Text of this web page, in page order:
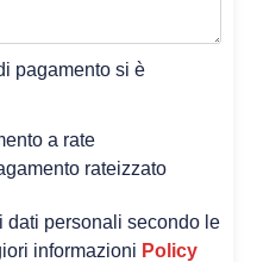
pagamento si è
a rate
rateizzato
dati personali secondo le
informazioni Policy